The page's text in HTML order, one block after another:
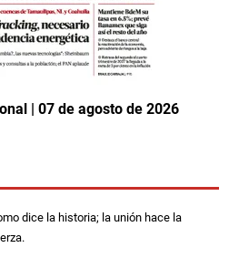
| 07 de agosto de 2026
dice la historia; la unión hace la